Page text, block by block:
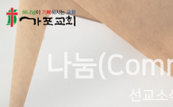
나눔
선교소